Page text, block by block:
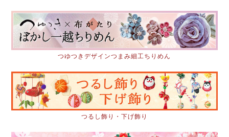
つゆつきデザインつまみ細工ちりめん
つるし飾り・下げ飾り